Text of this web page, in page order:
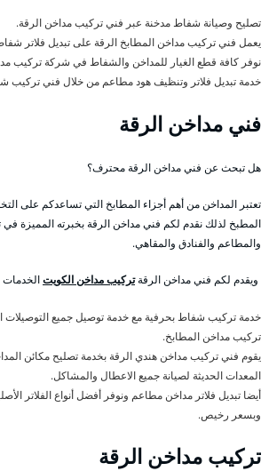
تصليح وصيانة شفاط مدخنة عبر فني تركيب مداخن الرقة.
يعمل فني تركيب مداخن المطابخ الرقة على تبديل فلاتر
نوفر كافة قطع الغيار للمداخن والشفاط في شركة تركيب
خدمة تبديل فلاتر وتنظيف هود مطاعم من خلال فني تركيب
فني مداخن الرقة
هل تبحث عن فني مداخن الرقة محترف؟
تعتبر المداخن من أهم أجزاء المطابخ التي تساعدكم على
المطبخ لذلك نقدم لكم فني مداخن الرقة بخبرته المميزة
والمطاعم والفنادق والمقاهي.
ويقدم لكم فني مداخن الرقةتركيب مداخن الكويتالخدمات
خدمة تركيب شفاط بحرفية مع خدمة توصيل جميع التوصيلات
تركيب مداخن المطابخ.
يقوم فني تركيب مداخن هندي الرقة بخدمة تصليح مكائن
المعدات الحديثة لصيانة جميع الاعطال والمشاكل.
أيضا تبديل فلاتر مداخن مطاعم ونوفر أفضل أنواع الفلاتر
وبسعر رخيص.
تركيب مداخن الرقة